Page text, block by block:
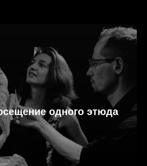
одного этюда